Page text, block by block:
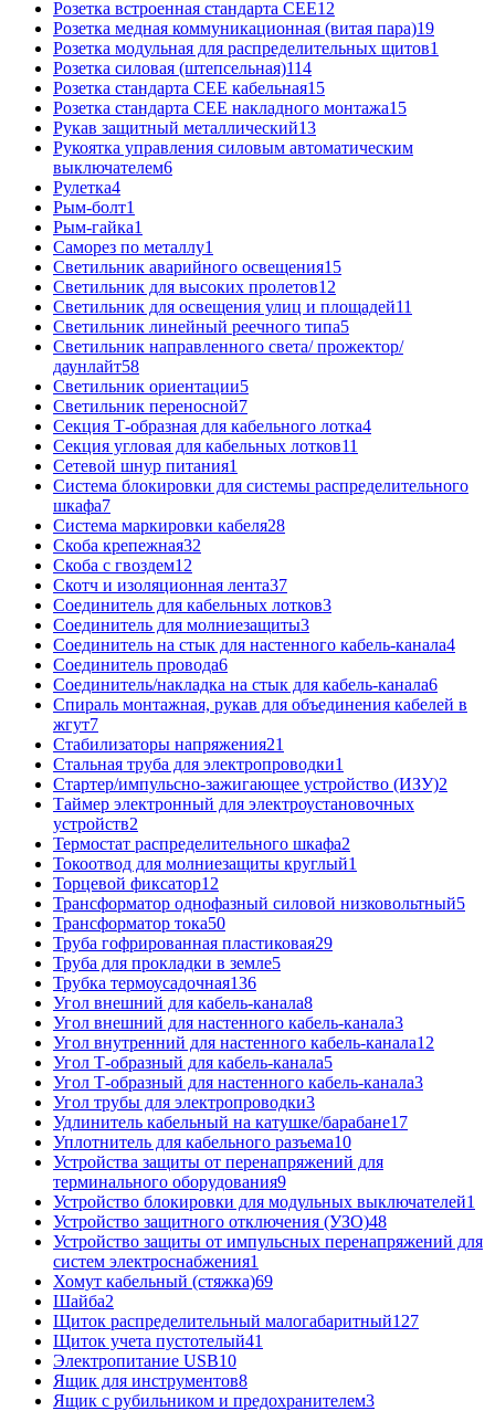
Розетка встроенная стандарта CEE12
Розетка медная коммуникационная (витая пара)19
Розетка модульная для распределительных щитов1
Розетка силовая (штепсельная)114
Розетка стандарта СЕЕ кабельная15
Розетка стандарта СЕЕ накладного монтажа15
Рукав защитный металлический13
Рукоятка управления силовым автоматическим
выключателем6
Рулетка4
Рым-болт1
Рым-гайка1
Саморез по металлу1
Светильник аварийного освещения15
Светильник для высоких пролетов12
Светильник для освещения улиц и площадей11
Светильник линейный реечного типа5
Светильник направленного света/ прожектор/
даунлайт58
Светильник ориентации5
Светильник переносной7
Секция Т-образная для кабельного лотка4
Секция угловая для кабельных лотков11
Сетевой шнур питания1
Система блокировки для системы распределительного
шкафа7
Система маркировки кабеля28
Скоба крепежная32
Скоба с гвоздем12
Скотч и изоляционная лента37
Соединитель для кабельных лотков3
Соединитель для молниезащиты3
Соединитель на стык для настенного кабель-канала4
Соединитель провода6
Соединитель/накладка на стык для кабель-канала6
Спираль монтажная, рукав для объединения кабелей в
жгут7
Стабилизаторы напряжения21
Стальная труба для электропроводки1
Стартер/импульсно-зажигающее устройство (ИЗУ)2
Таймер электронный для электроустановочных
устройств2
Термостат распределительного шкафа2
Токоотвод для молниезащиты круглый1
Торцевой фиксатор12
Трансформатор однофазный силовой низковольтный5
Трансформатор тока50
Труба гофрированная пластиковая29
Труба для прокладки в земле5
Трубка термоусадочная136
Угол внешний для кабель-канала8
Угол внешний для настенного кабель-канала3
Угол внутренний для настенного кабель-канала12
Угол Т-образный для кабель-канала5
Угол Т-образный для настенного кабель-канала3
Угол трубы для электропроводки3
Удлинитель кабельный на катушке/барабане17
Уплотнитель для кабельного разъема10
Устройства защиты от перенапряжений для
терминального оборудования9
Устройство блокировки для модульных выключателей1
Устройство защитного отключения (УЗО)48
Устройство защиты от импульсных перенапряжений для
систем электроснабжения1
Хомут кабельный (стяжка)69
Шайба2
Щиток распределительный малогабаритный127
Щиток учета пустотелый41
Электропитание USB10
Ящик для инструментов8
Ящик с рубильником и предохранителем3